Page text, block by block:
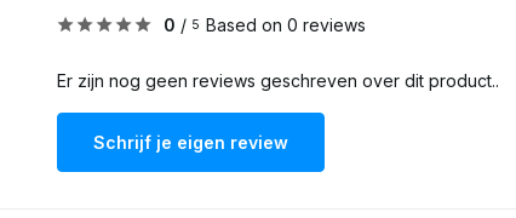
0 / 5 Based on 0 reviews
Er zijn nog geen reviews geschreven over dit product..
Schrijf je eigen review